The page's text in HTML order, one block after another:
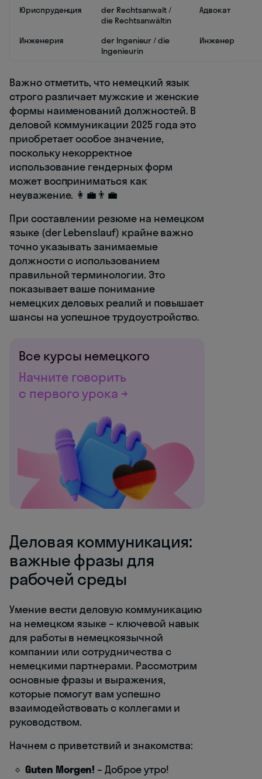
Юриспруденция
der Rechtsanwalt /
die Rechtsanwältin
Адвокат
Инженерия
der Ingenieur / die
Ingenieurin
Инженер
Важно отметить, что немецкий язык
строго различает мужские и женские
формы наименований должностей. В
деловой коммуникации 2025 года это
приобретает особое значение,
поскольку некорректное
использование гендерных форм
может восприниматься как
неуважение. 👩‍💼👨‍💼
При составлении резюме на немецком
языке (der Lebenslauf) крайне важно
точно указывать занимаемые
должности с использованием
правильной терминологии. Это
показывает ваше понимание
немецких деловых реалий и повышает
шансы на успешное трудоустройство.
Все курсы немецкого
Начните говорить
с первого урока →
Деловая коммуникация:
важные фразы для
рабочей среды
Умение вести деловую коммуникацию
на немецком языке – ключевой навык
для работы в немецкоязычной
компании или сотрудничества с
немецкими партнерами. Рассмотрим
основные фразы и выражения,
которые помогут вам успешно
взаимодействовать с коллегами и
руководством.
Начнем с приветствий и знакомства:
Guten Morgen! – Доброе утро!